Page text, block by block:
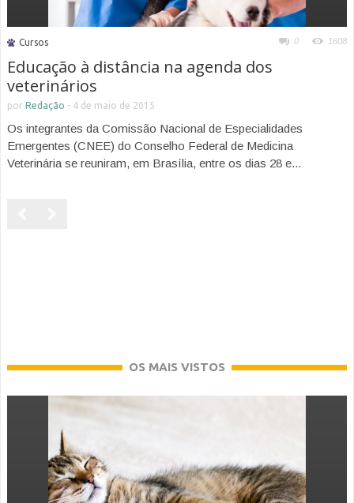
Cursos 0 1608
Educação à distância na agenda dos
veterinários
por Redação - 4 de maio de 2015
Os integrantes da Comissão Nacional de Especialidades
Emergentes (CNEE) do Conselho Federal de Medicina
Veterinária se reuniram, em Brasília, entre os dias 28 e...
OS MAIS VISTOS